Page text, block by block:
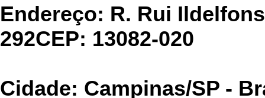
Endereço: R. Rui
292CEP: 13082-020
Cidade: Campinas/SP -